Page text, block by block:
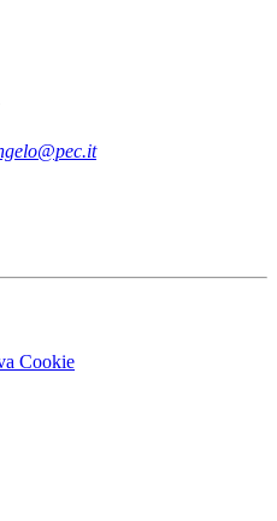
Cookie